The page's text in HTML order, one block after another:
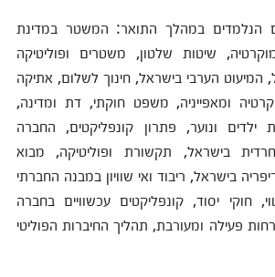
הנלמדים במהלך התואר: המשטר במדינת
שיטות שלטון, משטרים ופוליטיקה
הערבי בישראל, חינוך לשלום, אתיקה
ומאפייניה, משפט חוקתי, דת ומדינה,
ילדים ונוער, פתרון קונפליקטים, החברה
בישראל, תקשורת ופוליטיקה, מבוא
בישראל, ריבוד ואי שוויון במבנה החברתי
חוקי יסוד, קונפליקטים עכשוויים בחברה
פעילה ומעורבת, תהליך החיברות הפוליטי